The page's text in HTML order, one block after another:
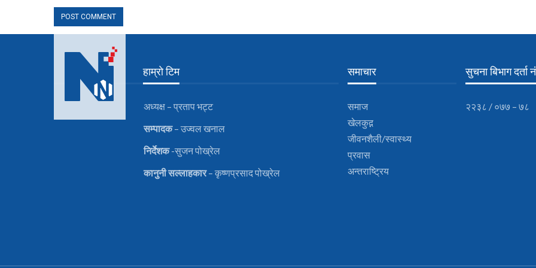
हाम्रो टिम
अध्यक्ष – प्रताप भट्ट
सम्पादक– उज्वल खनाल
निर्देशक-सुजन पोख्रेल
कानुनीसल्लाहकार– कृष्णप्रसाद पोख्रेल
समाचार
समाज
खेलकुद़़
जीवनशैली/स्वास्थ्य
प्रवास
अन्तराष्ट्रिय
सुचना बिभाग दर्ता
२२३८ / ०७७ – ७८